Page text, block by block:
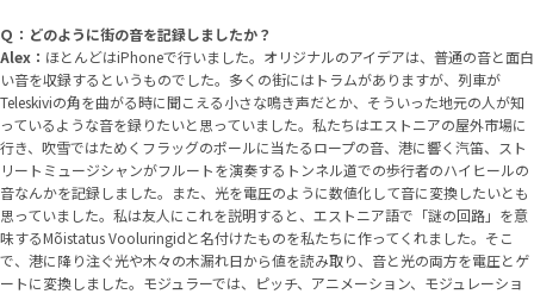
Ｑ：どのように街の音を記録しましたか？
Alex： ほとんどはiPhoneで行いました。オリジナルのアイデアは、普通の音と面白
い音を収録するというものでした。多くの街にはトラムがありますが、列車が
Teleskiviの角を曲がる時に聞こえる小さな鳴き声だとか、そういった地元の人が知
っているような音を録りたいと思っていました。私たちはエストニアの屋外市場に
行き、吹雪ではためくフラッグのポールに当たるロープの音、港に響く汽笛、スト
リートミュージシャンがフルートを演奏するトンネル道での歩行者のハイヒールの
音なんかを記録しました。また、光を電圧のように数値化して音に変換したいとも
思っていました。私は友人にこれを説明すると、エストニア語で「謎の回路」を意
味するMõistatus Vooluringidと名付けたものを私たちに作ってくれました。そこ
で、港に降り注ぐ光や木々の木漏れ日から値を読み取り、音と光の両方を電圧とゲ
ートに変換しました。モジュラーでは、ピッチ、アニメーション、モジュレーショ